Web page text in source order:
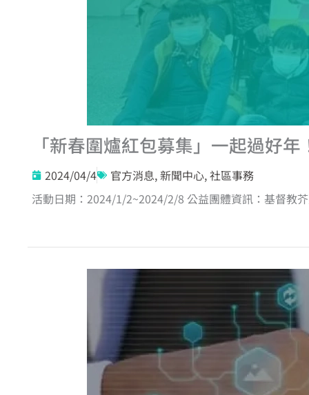
「新春圍爐紅包募集」一起過好年
2024/04/4 官方消息,新聞中心,社區事務